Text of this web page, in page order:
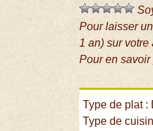
Pour laisser
1 an) sur votre
Pour en
Type de plat :
Type de